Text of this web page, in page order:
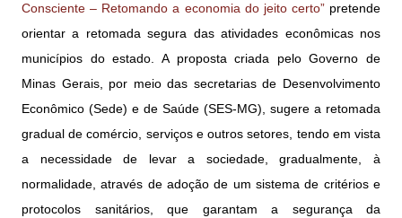
Consciente – Retomando a economia do jeito certo”pretende
orientar a retomada segura das atividades econômicas nos
municípios do estado. A proposta criada pelo Governo de
Minas Gerais, por meio das secretarias de Desenvolvimento
Econômico (Sede) e de Saúde (SES-MG), sugere a retomada
gradual de comércio, serviços e outros setores, tendo em vista
a necessidade de levar a sociedade, gradualmente, à
normalidade, através de adoção de um sistema de critérios e
protocolos sanitários, que garantam a segurança da